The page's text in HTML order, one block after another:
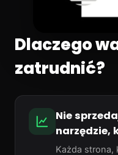
Dlaczego
zatrudnić?
Nie
narzędzie,
Każda strona,